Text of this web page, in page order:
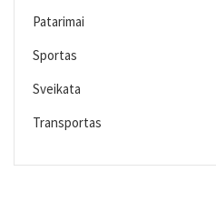
Patarimai
Sportas
Sveikata
Transportas